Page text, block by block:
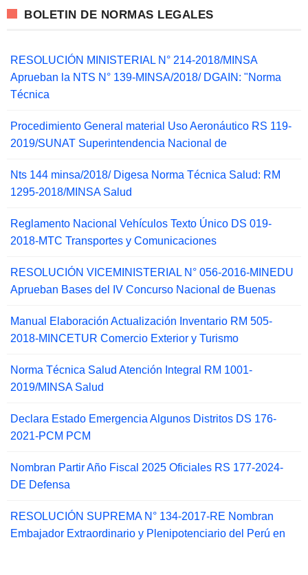
BOLETIN DE NORMAS LEGALES
RESOLUCIÓN MINISTERIAL N° 214-2018/MINSA
Aprueban la NTS N° 139-MINSA/2018/ DGAIN: "Norma
Técnica
Procedimiento General material Uso Aeronáutico RS 119-
2019/SUNAT Superintendencia Nacional de
Nts 144 minsa/2018/ Digesa Norma Técnica Salud: RM
1295-2018/MINSA Salud
Reglamento Nacional Vehículos Texto Único DS 019-
2018-MTC Transportes y Comunicaciones
RESOLUCIÓN VICEMINISTERIAL N° 056-2016-MINEDU
Aprueban Bases del IV Concurso Nacional de Buenas
Manual Elaboración Actualización Inventario RM 505-
2018-MINCETUR Comercio Exterior y Turismo
Norma Técnica Salud Atención Integral RM 1001-
2019/MINSA Salud
Declara Estado Emergencia Algunos Distritos DS 176-
2021-PCM PCM
Nombran Partir Año Fiscal 2025 Oficiales RS 177-2024-
DE Defensa
RESOLUCIÓN SUPREMA N° 134-2017-RE Nombran
Embajador Extraordinario y Plenipotenciario del Perú en